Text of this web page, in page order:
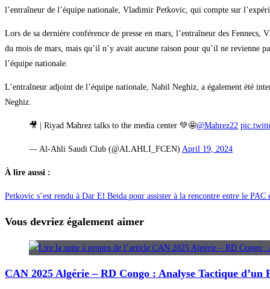
l’entraîneur de l’équipe nationale, Vladimir Petkovic, qui compte sur
Lors de sa dernière conférence de presse en mars, l’entraîneur des
du mois de mars, mais qu’il n’y avait aucune raison pour qu’il ne revienne
l’équipe nationale.
L’entraîneur adjoint de l’équipe nationale, Nabil Neghiz, a également été
Neghiz.
🎥 | Riyad Mahrez talks to the media center 💚🤩@Mahrez22
— Al-Ahli Saudi Club (@ALAHLI_FCEN) April 19, 2024
À lire aussi :
Petkovic s’est rendu à Dar El Beida pour assister à la rencontre entre le PAC
Vous devriez également aimer
CAN 2025 Algérie – RD Congo : Analyse Tactique d’un